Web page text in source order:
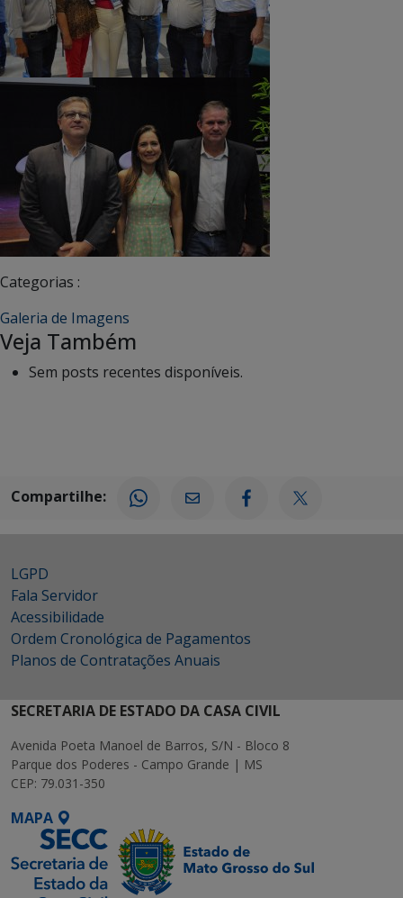
Categorias :
Galeria de Imagens
Veja Também
Sem posts recentes disponíveis.
Compartilhe:
LGPD
Fala Servidor
Acessibilidade
Ordem Cronológica de Pagamentos
Planos de Contratações Anuais
SECRETARIA DE ESTADO DA CASA CIVIL
Avenida Poeta Manoel de Barros, S/N - Bloco 8
Parque dos Poderes - Campo Grande | MS
CEP: 79.031-350
MAPA